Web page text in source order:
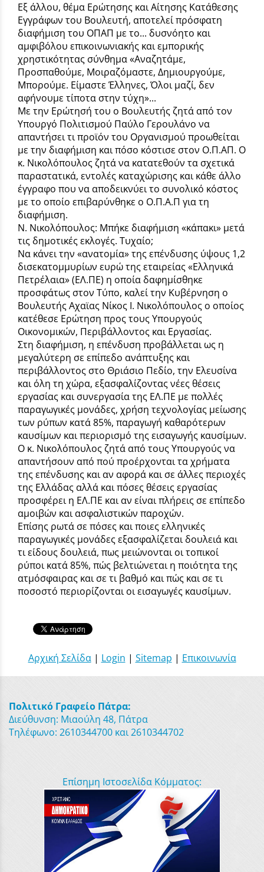
Εξ άλλου, θέμα Ερώτησης και Αίτησης Κατάθεσης
Εγγράφων του Βουλευτή, αποτελεί πρόσφατη
διαφήμιση του ΟΠΑΠ με το... δυσνόητο και
αμφιβόλου επικοινωνιακής και εμπορικής
χρηστικότητας σύνθημα «Αναζητάμε,
Προσπαθούμε, Μοιραζόμαστε, Δημιουργούμε,
Μπορούμε. Είμαστε Έλληνες, Όλοι μαζί, δεν
αφήνουμε τίποτα στην τύχη»...
Με την Ερώτησή του ο Βουλευτής ζητά από τον
Υπουργό Πολιτισμού Παύλο Γερουλάνο να
απαντήσει τι προϊόν του Οργανισμού προωθείται
με την διαφήμιση και πόσο κόστισε στον Ο.Π.ΑΠ. Ο
κ. Νικολόπουλος ζητά να κατατεθούν τα σχετικά
παραστατικά, εντολές καταχώρισης και κάθε άλλο
έγγραφο που να αποδεικνύει το συνολικό κόστος
με το οποίο επιβαρύνθηκε ο Ο.Π.Α.Π για τη
διαφήμιση.
Ν. Νικολόπουλος: Μπήκε διαφήμιση «κάπακι» μετά
τις δημοτικές εκλογές. Τυχαίο;
Να κάνει την «ανατομία» της επένδυσης ύψους 1,2
δισεκατομμυρίων ευρώ της εταιρείας «Ελληνικά
Πετρέλαια» (ΕΛ.ΠΕ) η οποία δαφημίσθηκε
προσφάτως στον Τύπο, καλεί την Κυβέρνηση ο
Βουλευτής Αχαϊας Νίκος Ι. Νικολόπουλος ο οποίος
κατέθεσε Ερώτηση προς τους Υπουργούς
Οικονομικών, Περιβάλλοντος και Εργασίας.
Στη διαφήμιση, η επένδυση προβάλλεται ως η
μεγαλύτερη σε επίπεδο ανάπτυξης και
περιβάλλοντος στο Θριάσιο Πεδίο, την Ελευσίνα
και όλη τη χώρα, εξασφαλίζοντας νέες θέσεις
εργασίας και συνεργασία της ΕΛ.ΠΕ με πολλές
παραγωγικές μονάδες, χρήση τεχνολογίας μείωσης
των ρύπων κατά 85%, παραγωγή καθαρότερων
καυσίμων και περιορισμό της εισαγωγής καυσίμων.
Ο κ. Νικολόπουλος ζητά από τους Υπουργούς να
απαντήσουν από πού προέρχονται τα χρήματα
της επένδυσης και αν αφορά και σε άλλες περιοχές
της Ελλάδας αλλά και πόσες θέσεις εργασίας
προσφέρει η ΕΛ.ΠΕ και αν είναι πλήρεις σε επίπεδο
αμοιβών και ασφαλιστικών παροχών.
Επίσης ρωτά σε πόσες και ποιες ελληνικές
παραγωγικές μονάδες εξασφαλίζεται δουλειά και
τι είδους δουλειά, πως μειώνονται οι τοπικοί
ρύποι κατά 85%, πώς βελτιώνεται η ποιότητα της
ατμόσφαιρας και σε τι βαθμό και πώς και σε τι
ποσοστό περιορίζονται οι εισαγωγές καυσίμων.
Αρχική Σελίδα| Login | Sitemap | Επικοινωνία
Πολιτικό Γραφείο Πάτρα:
Διεύθυνση: Μιαούλη 48, Πάτρα
Τηλέφωνο: 2610344700 και 2610344702
Επίσημη Ιστοσελίδα Κόμματος: